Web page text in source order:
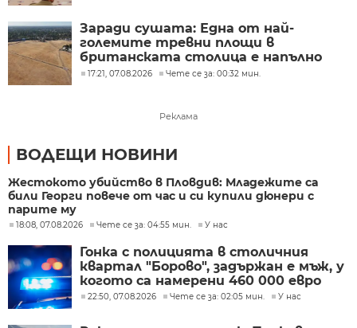
Заради сушата: Една от най-
големите тревни площи в
британската столица е напълно
изгоряла
17:21, 07.08.2026 Чете се за: 00:32 мин.
Реклама
ВОДЕЩИ НОВИНИ
Жестокото убийство в Пловдив: Младежите са
били Георги повече от час и си купили дюнери с
парите му
18:08, 07.08.2026 Чете се за: 04:55 мин. У нас
Гонка с полицията в столичния
квартал "Борово", задържан е мъж, у
когото са намерени 460 000 евро
22:50, 07.08.2026 Чете се за: 02:05 мин. У нас